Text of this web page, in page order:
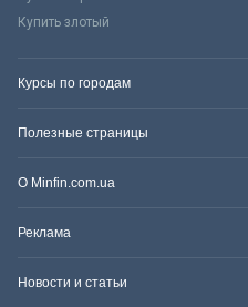
Купить злотый
Курсы по городам
Полезные страницы
О Minfin.com.ua
Реклама
Новости и статьи